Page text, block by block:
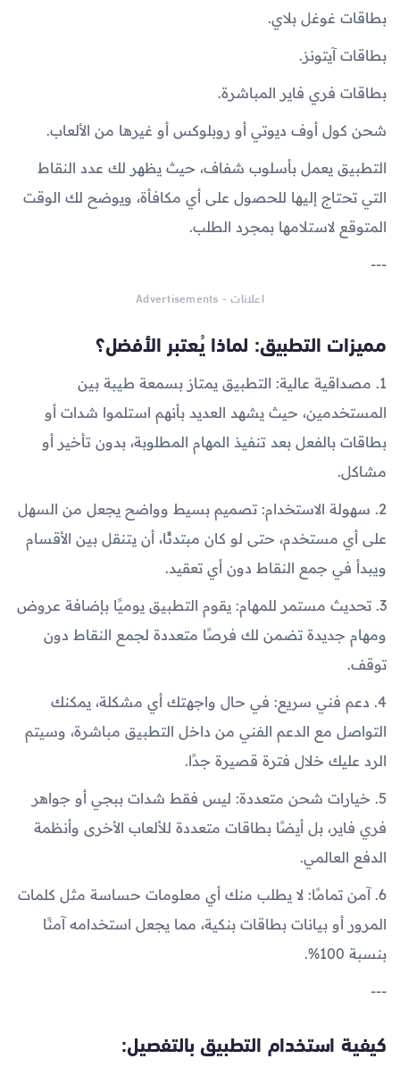
بطاقات غوغل بلاي.
بطاقات آيتونز.
بطاقات فري فاير المباشرة.
شحن كول أوف ديوتي أو روبلوكس أو غيرها من الألعاب.
التطبيق يعمل بأسلوب شفاف، حيث يظهر لك عدد النقاط
التي تحتاج إليها للحصول على أي مكافأة، ويوضح لك الوقت
المتوقع لاستلامها بمجرد الطلب.
---
اعلانات - Advertisements
مميزات التطبيق: لماذا يُعتبر الأفضل؟
1. مصداقية عالية: التطبيق يمتاز بسمعة طيبة بين
المستخدمين، حيث يشهد العديد بأنهم استلموا شدات أو
بطاقات بالفعل بعد تنفيذ المهام المطلوبة، بدون تأخير أو
مشاكل.
2. سهولة الاستخدام: تصميم بسيط وواضح يجعل من السهل
على أي مستخدم، حتى لو كان مبتدئًا، أن يتنقل بين الأقسام
ويبدأ في جمع النقاط دون أي تعقيد.
3. تحديث مستمر للمهام: يقوم التطبيق يوميًا بإضافة عروض
ومهام جديدة تضمن لك فرصًا متعددة لجمع النقاط دون
توقف.
4. دعم فني سريع: في حال واجهتك أي مشكلة، يمكنك
التواصل مع الدعم الفني من داخل التطبيق مباشرة، وسيتم
الرد عليك خلال فترة قصيرة جدًا.
5. خيارات شحن متعددة: ليس فقط شدات ببجي أو جواهر
فري فاير، بل أيضًا بطاقات متعددة للألعاب الأخرى وأنظمة
الدفع العالمي.
6. آمن تمامًا: لا يطلب منك أي معلومات حساسة مثل كلمات
المرور أو بيانات بطاقات بنكية، مما يجعل استخدامه آمنًا
بنسبة 100%.
---
كيفية استخدام التطبيق بالتفصيل: